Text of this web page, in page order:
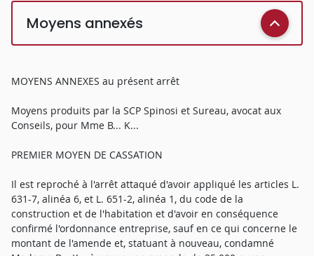
Moyens annexés
MOYENS ANNEXES au présent arrêt
Moyens produits par la SCP Spinosi et Sureau, avocat aux
Conseils, pour Mme B... K...
PREMIER MOYEN DE CASSATION
Il est reproché à l'arrêt attaqué d'avoir appliqué les articles L.
631-7, alinéa 6, et L. 651-2, alinéa 1, du code de la
construction et de l'habitation et d'avoir en conséquence
confirmé l'ordonnance entreprise, sauf en ce qui concerne le
montant de l'amende et, statuant à nouveau, condamné